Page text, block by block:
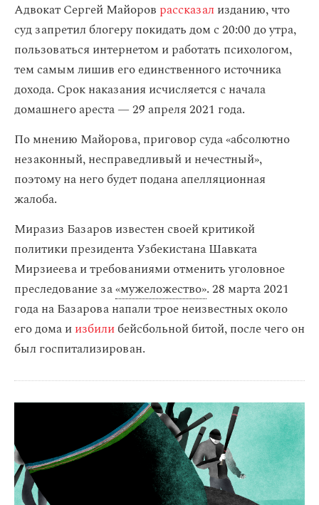
Адвокат Сергей Майоров рассказал изданию, что
суд запретил блогеру покидать дом с 20:00 до утра,
пользоваться интернетом и работать психологом,
тем самым лишив его единственного источника
дохода. Срок наказания исчисляется с начала
домашнего ареста — 29 апреля 2021 года.
По мнению Майорова, приговор суда «абсолютно
незаконный, несправедливый и нечестный»,
поэтому на него будет подана апелляционная
жалоба.
Миразиз Базаров известен своей критикой
политики президента Узбекистана Шавката
Мирзиеева и требованиями отменить уголовное
преследование за«мужеложество». 28 марта 2021
года на Базарова напали трое неизвестных около
его дома иизбилибейсбольной битой, после чего он
был госпитализирован.